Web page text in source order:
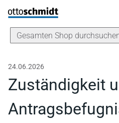
Direkt zum Inhalt
24.06.2026
Zuständigkeit